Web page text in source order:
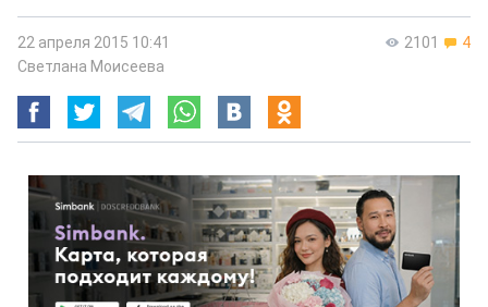
2101 4
22 апреля 2015 10:41
Светлана Моисеева